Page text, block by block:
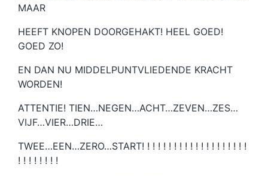
MAAR
HEEFT KNOPEN DOORGEHAKT! HEEL GOED!
GOED ZO!
EN DAN NU MIDDELPUNTVLIEDENDE KRACHT
WORDEN!
ATTENTIE! TIEN…NEGEN…ACHT…ZEVEN…ZES…
VIJF…VIER…DRIE…
TWEE…EEN…ZERO…START! ! ! ! ! ! ! ! ! ! ! ! ! ! ! ! ! ! ! !
! ! ! ! ! ! ! !